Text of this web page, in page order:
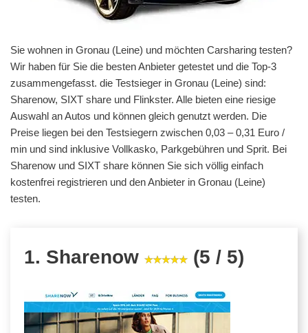
Sie wohnen in Gronau (Leine) und möchten Carsharing testen?
Wir haben für Sie die besten Anbieter getestet und die Top-3
zusammengefasst. die Testsieger in Gronau (Leine) sind:
Sharenow, SIXT share und Flinkster. Alle bieten eine riesige
Auswahl an Autos und können gleich genutzt werden. Die
Preise liegen bei den Testsiegern zwischen 0,03 – 0,31 Euro /
min und sind inklusive Vollkasko, Parkgebühren und Sprit. Bei
Sharenow und SIXT share können Sie sich völlig einfach
kostenfrei registrieren und den Anbieter in Gronau (Leine)
testen.
1. Sharenow (5 / 5)